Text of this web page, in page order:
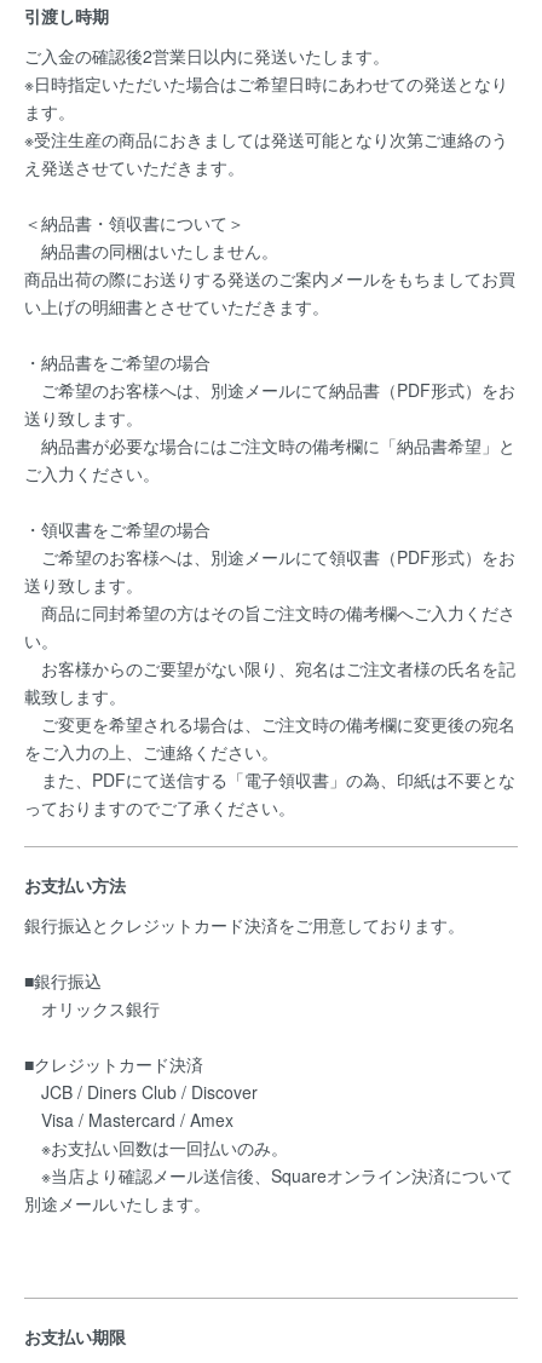
引渡し時期
ご入金の確認後2営業日以内に発送いたします。
※日時指定いただいた場合はご希望日時にあわせての発送となり
ます。
※受注生産の商品におきましては発送可能となり次第ご連絡のう
え発送させていただきます。
＜納品書・領収書について＞
納品書の同梱はいたしません。
商品出荷の際にお送りする発送のご案内メールをもちましてお買
い上げの明細書とさせていただきます。
・納品書をご希望の場合
ご希望のお客様へは、別途メールにて納品書（PDF形式）をお
送り致します。
納品書が必要な場合にはご注文時の備考欄に「納品書希望」と
ご入力ください。
・領収書をご希望の場合
ご希望のお客様へは、別途メールにて領収書（PDF形式）をお
送り致します。
商品に同封希望の方はその旨ご注文時の備考欄へご入力くださ
い。
お客様からのご要望がない限り、宛名はご注文者様の氏名を記
載致します。
ご変更を希望される場合は、ご注文時の備考欄に変更後の宛名
をご入力の上、ご連絡ください。
また、PDFにて送信する「電子領収書」の為、印紙は不要とな
っておりますのでご了承ください。
お支払い方法
銀行振込とクレジットカード決済をご用意しております。
■銀行振込
オリックス銀行
■クレジットカード決済
JCB / Diners Club / Discover
Visa / Mastercard / Amex
※お支払い回数は一回払いのみ。
※当店より確認メール送信後、Squareオンライン決済について
別途メールいたします。
お支払い期限